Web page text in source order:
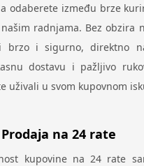
odaberete između brze
radnjama. Bez obzira
brzo i sigurno, direktno
dostavu i pažljivo
uživali u svom kupovnom
Prodaja na 24 rate
kupovine na 24 rate